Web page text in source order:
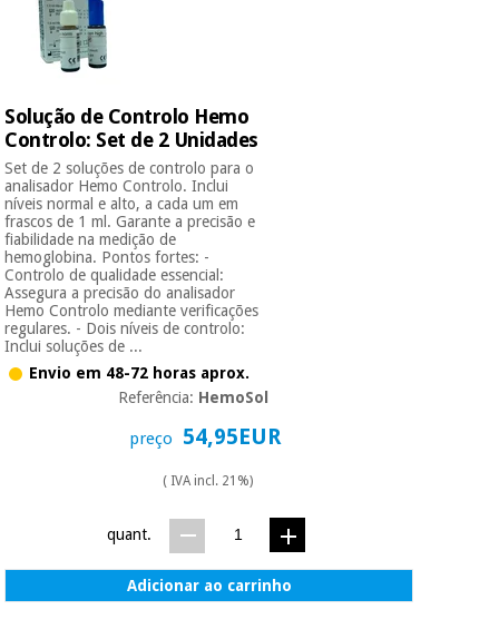
Veterinária
Instrumental
cirúrgico
(liquidação)
Solução de Controlo Hemo
Controlo: Set de 2 Unidades
Set de 2 soluções de controlo para o
analisador Hemo Controlo. Inclui
níveis normal e alto, a cada um em
frascos de 1 ml. Garante a precisão e
fiabilidade na medição de
hemoglobina. Pontos fortes: -
Controlo de qualidade essencial:
Assegura a precisão do analisador
Hemo Controlo mediante verificações
regulares. - Dois níveis de controlo:
Inclui soluções de ...
Envio em 48-72 horas aprox.
Referência: HemoSol
preço 54,95EUR
( IVA incl. 21%)
quant.
Adicionar ao carrinho